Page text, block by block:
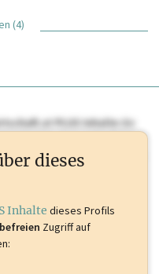
(4)
PLUS Inhaltedie
Sie dieses Profil frei
zu sehen. wirtschaft.at PLUS
Aussendungen, und viele
dieses
Inhalte dieses Profils
Zugriff auf